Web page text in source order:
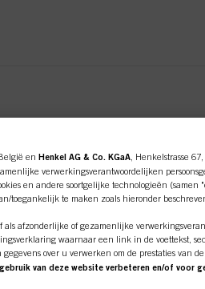
en Henkel AG & Co. KGaA , Henkelstrasse
verwerkingsverantwoordelijken
en andere soortgelijke technologieën (samen
toegankelijk te maken zoals hieronder
afzonderlijke of gezamenlijke
waarnaar een link in de voettekst,
over u verwerken om de prestaties van
van deze website verbeteren en/of voor